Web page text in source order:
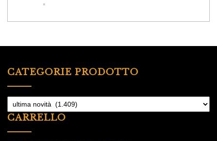
CATEGORIE PRODOTTO
CARRELLO